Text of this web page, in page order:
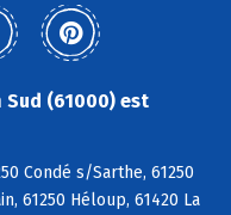
(61000) est
Condé s/Sarthe, 61250
61250 Héloup, 61420 La